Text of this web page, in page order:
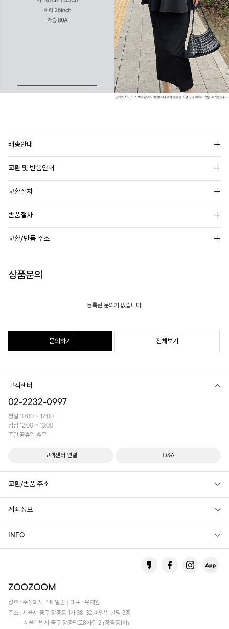
배송안내
교환 및 반품안내
교환절차
반품절차
교환/반품 주소
상품문의
등록된 문의가 없습니다.
문의하기 전체보기
고객센터
02-2232-0997
평일 10:00 ~ 17:00
점심 12:00 ~ 13:00
주말,공휴일 휴무
고객센터 연결 Q&A
교환/반품 주소
계좌정보
INFO
상호 : 주식회사 스타일줌 | 대표 : 유재원
주소 : 서울시 중구 장충동 1가 38-32 파인빌 빌딩 3층
서울특별시 중구 장충단로8가길 2 (장충동1가)